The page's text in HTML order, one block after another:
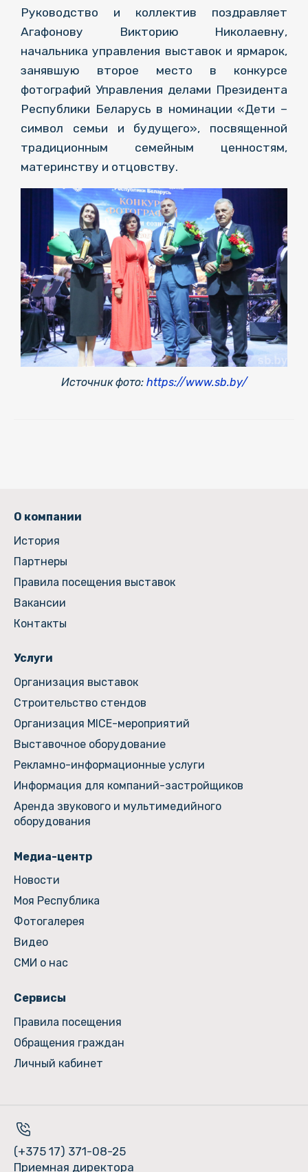
Руководство и коллектив поздравляет
Агафонову Викторию Николаевну,
начальника управления выставок и ярмарок,
занявшую второе место в конкурсе
фотографий Управления делами Президента
Республики Беларусь в номинации «Дети –
символ семьи и будущего», посвященной
традиционным семейным ценностям,
материнству и отцовству.
Источник фото: https://www.sb.by/
О компании
История
Партнеры
Правила посещения выставок
Вакансии
Контакты
Услуги
Организация выставок
Строительство стендов
Организация MICE-мероприятий
Выставочное оборудование
Рекламно-информационные услуги
Информация для компаний-застройщиков
Аренда звукового и мультимедийного
оборудования
Медиа-центр
Новости
Моя Республика
Фотогалерея
Видео
СМИ о нас
Сервисы
Правила посещения
Обращения граждан
Личный кабинет
(+375 17) 371-08-25
Приемная директора